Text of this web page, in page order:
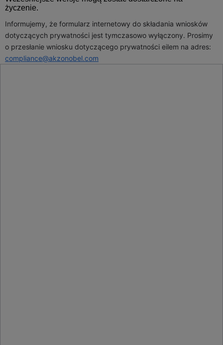
życzenie.
Informujemy, że formularz internetowy do składania wniosków
dotyczących prywatności jest tymczasowo wyłączony. Prosimy
compliance@akzonobel.com